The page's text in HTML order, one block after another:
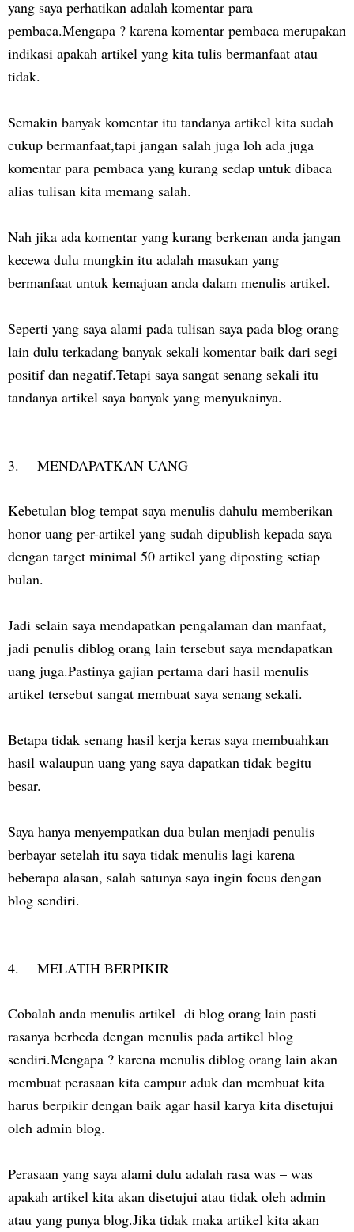
yang saya perhatikan adalah komentar para
pembaca.Mengapa ? karena komentar pembaca merupakan
indikasi apakah artikel yang kita tulis bermanfaat atau
tidak.
Semakin banyak komentar itu tandanya artikel kita sudah
cukup bermanfaat,tapi jangan salah juga loh ada juga
komentar para pembaca yang kurang sedap untuk dibaca
alias tulisan kita memang salah.
Nah jika ada komentar yang kurang berkenan anda jangan
kecewa dulu mungkin itu adalah masukan yang
bermanfaat untuk kemajuan anda dalam menulis artikel.
Seperti yang saya alami pada tulisan saya pada blog orang
lain dulu terkadang banyak sekali komentar baik dari segi
positif dan negatif.Tetapi saya sangat senang sekali itu
tandanya artikel saya banyak yang menyukainya.
3. MENDAPATKAN UANG
Kebetulan blog tempat saya menulis dahulu memberikan
honor uang per-artikel yang sudah dipublish kepada saya
dengan target minimal 50 artikel yang diposting setiap
bulan.
Jadi selain saya mendapatkan pengalaman dan manfaat,
jadi penulis diblog orang lain tersebut saya mendapatkan
uang juga.Pastinya gajian pertama dari hasil menulis
artikel tersebut sangat membuat saya senang sekali.
Betapa tidak senang hasil kerja keras saya membuahkan
hasil walaupun uang yang saya dapatkan tidak begitu
besar.
Saya hanya menyempatkan dua bulan menjadi penulis
berbayar setelah itu saya tidak menulis lagi karena
beberapa alasan, salah satunya saya ingin focus dengan
blog sendiri.
4. MELATIH BERPIKIR
Cobalah anda menulis artikel di blog orang lain pasti
rasanya berbeda dengan menulis pada artikel blog
sendiri.Mengapa ? karena menulis diblog orang lain akan
membuat perasaan kita campur aduk dan membuat kita
harus berpikir dengan baik agar hasil karya kita disetujui
oleh admin blog.
Perasaan yang saya alami dulu adalah rasa was – was
apakah artikel kita akan disetujui atau tidak oleh admin
atau yang punya blog.Jika tidak maka artikel kita akan